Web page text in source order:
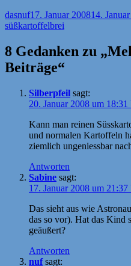
Autor
dasnufVeröffentlicht
am
17. Januar 200814.
süßkartoffelbrei
8 Gedanken zu
Beiträge“
Silberpfeil sagt:
20. Januar 2008 um
Kann man reinen
und normalen Kartoffeln
ziemlich ungeniessbar
Antworten
Sabine sagt:
17. Januar 2008 um
Das sieht aus wie
das so vor). Hat das Kind
geäußert?
Antworten
nuf sagt: